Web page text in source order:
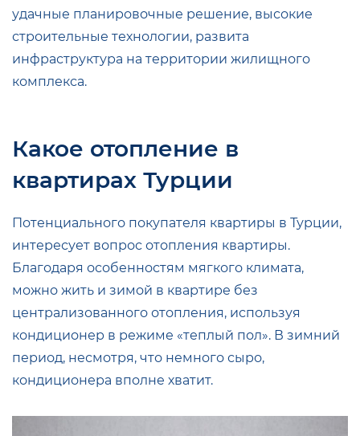
удачные планировочные решение, высокие
строительные технологии, развита
инфраструктура на территории жилищного
комплекса.
Какое отопление в
квартирах Турции
Потенциального покупателя квартиры в Турции,
интересует вопрос отопления квартиры.
Благодаря особенностям мягкого климата,
можно жить и зимой в квартире без
централизованного отопления, используя
кондиционер в режиме «теплый пол». В зимний
период, несмотря, что немного сыро,
кондиционера вполне хватит.